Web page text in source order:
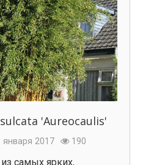
'Aureocaulis'
января 2017 190
самых ярких,